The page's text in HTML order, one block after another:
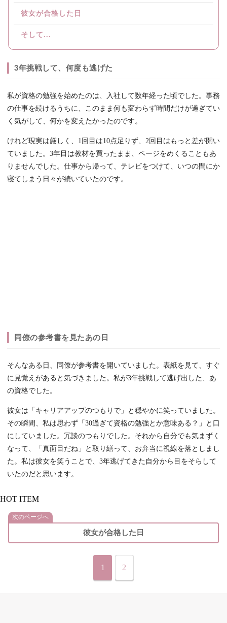
彼女が合格した日
そして...
3年挑戦して、何度も逃げた
私が資格の勉強を始めたのは、入社して数年経った頃でした。事務
の仕事を続けるうちに、このまま何も変わらず時間だけが過ぎてい
く気がして、何かを変えたかったのです。
けれど現実は厳しく、1回目は10点足りず、2回目はもっと差が開い
ていました。3年目は教材を買ったまま、ページをめくることもあ
りませんでした。仕事から帰って、テレビをつけて、いつの間にか
寝てしまう日々が続いていたのです。
同僚の参考書を見たあの日
そんなある日、同僚が参考書を開いていました。表紙を見て、すぐ
に見覚えがあると気づきました。私が3年挑戦して逃げ出した、あ
の資格でした。
彼女は「キャリアアップのつもりで」と穏やかに笑っていました。
その瞬間、私は思わず「30過ぎて資格の勉強とか意味ある？」と口
にしていました。冗談のつもりでした。それから自分でも気まずく
なって、「真面目だね」と取り繕って、お弁当に視線を落としまし
た。私は彼女を笑うことで、3年逃げてきた自分から目をそらして
いたのだと思います。
HOT ITEM
次のページへ
彼女が合格した日
1 2